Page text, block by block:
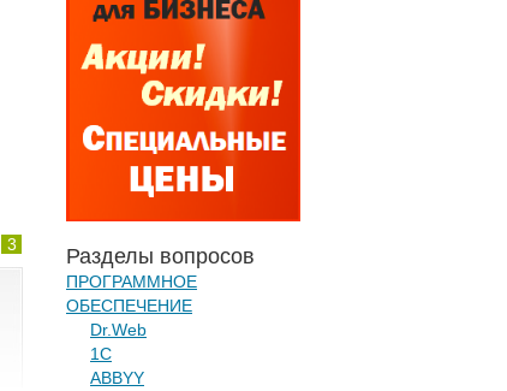
3 Разделы вопросов
ПРОГРАММНОЕ
ОБЕСПЕЧЕНИЕ
Dr.Web
1С
ABBYY